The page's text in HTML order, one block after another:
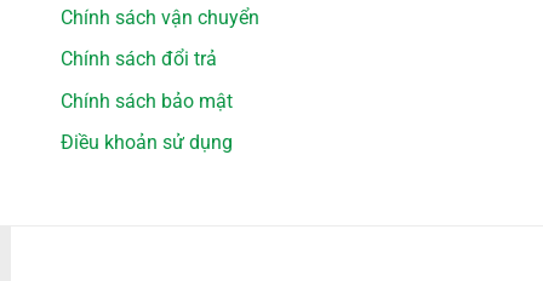
Chính sách vận chuyển
Chính sách đổi trả
Chính sách bảo mật
Điều khoản sử dụng